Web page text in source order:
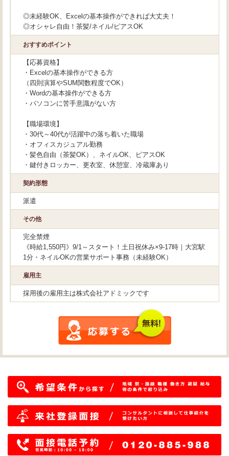
◎未経験OK、Excelの基本操作ができれば大丈夫！
◎オシャレ自由！茶髪/ネイル/ピアスOK
おすすめポイント
【応募資格】
・Excelの基本操作ができる方
（四則演算やSUM関数程度でOK）
・Wordの基本操作ができる方
・パソコンに苦手意識がない方
【職場環境】
・30代～40代が活躍中の落ち着いた職場
・オフィスカジュアル勤務
・髪色自由（茶髪OK）、ネイルOK、ピアスOK
・鍵付きロッカー、更衣室、休憩室、冷蔵庫あり
契約形態
派遣
その他
完全禁煙
《時給1,550円》9/1～スタート！土日祝休み×9-17時｜大宮駅
1分・ネイルOKの営業サポート事務（未経験OK）
雇用主
採用後の雇用主は株式会社アドミックです